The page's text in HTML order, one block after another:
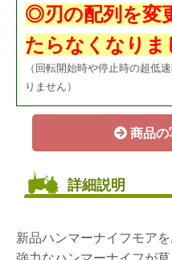
◎刃の配列を変
たらなくなりま
（回転開始時や停止時の超低
りません）
商品の
詳細説明
新品ハンマーナイフモア